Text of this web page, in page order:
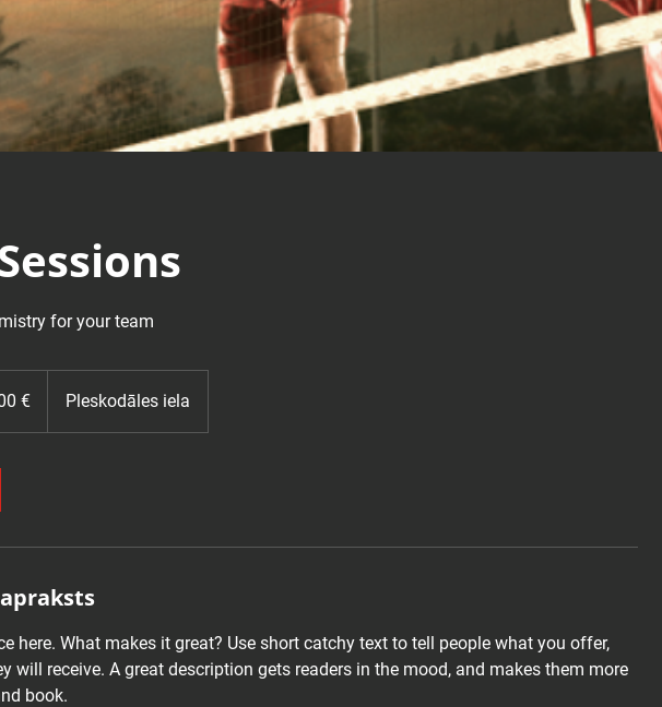
for your team
€ Pleskodāles iela
here. What makes it great? Use short catchy text to tell people what you offer,
will receive. A great description gets readers in the mood, and makes them more
book.